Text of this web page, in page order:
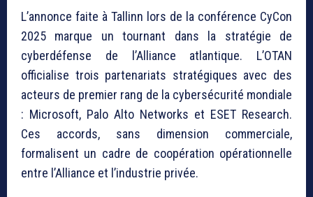
L’annonce faite à Tallinn lors de la conférence CyCon
2025 marque un tournant dans la stratégie de
cyberdéfense de l’Alliance atlantique. L’OTAN
officialise trois partenariats stratégiques avec des
acteurs de premier rang de la cybersécurité mondiale
: Microsoft, Palo Alto Networks et ESET Research.
Ces accords, sans dimension commerciale,
formalisent un cadre de coopération opérationnelle
entre l’Alliance et l’industrie privée.